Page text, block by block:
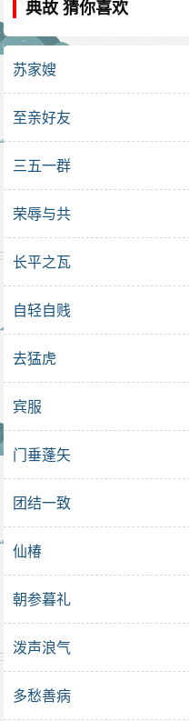
典故 猜你喜欢
苏家嫂
至亲好友
三五一群
荣辱与共
长平之瓦
自轻自贱
去猛虎
宾服
门垂蓬矢
团结一致
仙椿
朝参暮礼
泼声浪气
多愁善病